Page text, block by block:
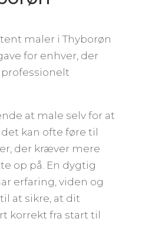
maler i Thyborøn
for enhver, der
at male selv for at
kan ofte føre til
der kræver mere
op på. En dygtig
erfaring, viden og
at sikre, at dit
korrekt fra start til